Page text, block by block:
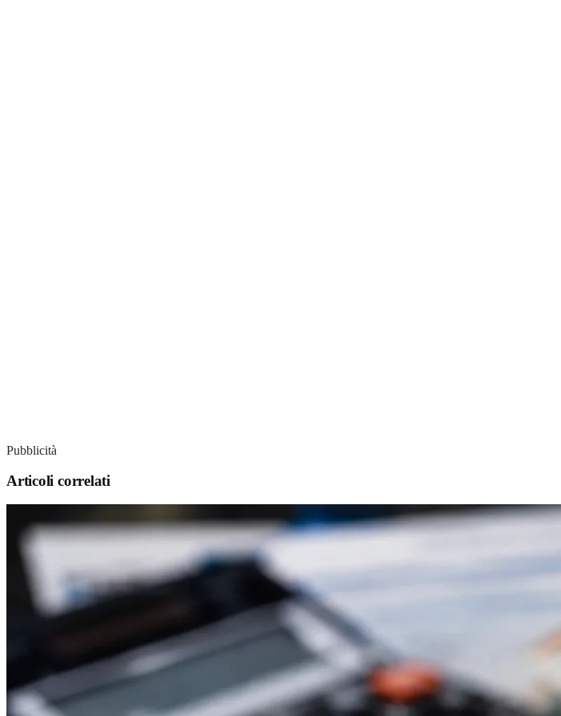
Pubblicità
Articoli correlati